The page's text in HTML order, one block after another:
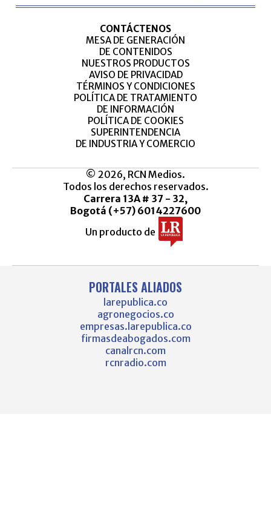
CONTÁCTENOS
MESA DE GENERACIÓN
DE CONTENIDOS
NUESTROS PRODUCTOS
AVISO DE PRIVACIDAD
TÉRMINOS Y CONDICIONES
POLÍTICA DE TRATAMIENTO
DE INFORMACIÓN
POLÍTICA DE COOKIES
SUPERINTENDENCIA
DE INDUSTRIA Y COMERCIO
© 2026, RCN Medios.
Todos los derechos reservados.
Carrera 13A # 37 - 32,
Bogotá (+57) 6014227600
Un producto de
PORTALES ALIADOS
larepublica.co
agronegocios.co
empresas.larepublica.co
firmasdeabogados.com
canalrcn.com
rcnradio.com